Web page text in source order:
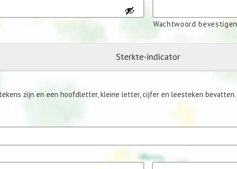
Wachtwoord bevestigen
Sterkte-indicator
zijn en een hoofdletter, kleine letter, cijfer en leesteken bevatten.